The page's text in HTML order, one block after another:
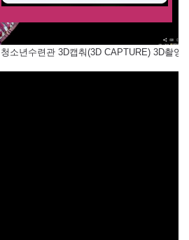
소년수련관 3D캡춰(3D CAPTURE) 3D촬영